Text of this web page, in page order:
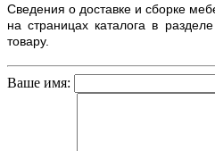
Сведения о доставке и сборке
на страницах каталога в
товару.
Ваше имя: